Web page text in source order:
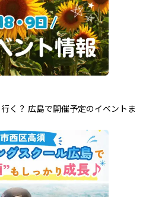
く？ 広島で開催予定のイベントま